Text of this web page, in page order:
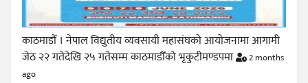
काठमाडौँ । नेपाल विद्युतीय व्यवसायी महासंघको आयोजनामा आगामी
जेठ २२ गतेदेखि २५ गतेसम्म काठमाडौँको भृकुटीमण्डपमा
2 months
ago